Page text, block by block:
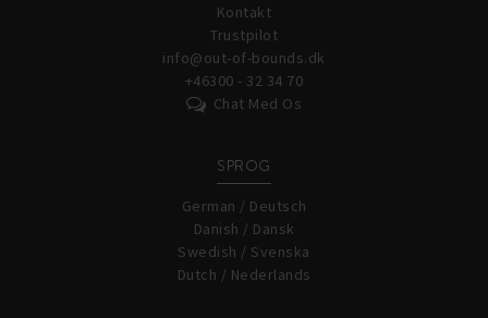
Kontakt
Trustpilot
info@out-of-bounds.dk
+46300 - 32 34 70
Chat Med Os
SPROG
German / Deutsch
Danish / Dansk
Swedish / Svenska
Dutch / Nederlands